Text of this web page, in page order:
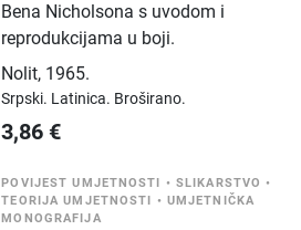
Bena Nicholsona s uvodom i
reprodukcijama u boji.
Nolit, 1965.
Srpski. Latinica. Broširano.
3,86 €
POVIJEST UMJETNOSTI • SLIKARSTVO •
TEORIJA UMJETNOSTI • UMJETNIČKA
MONOGRAFIJA